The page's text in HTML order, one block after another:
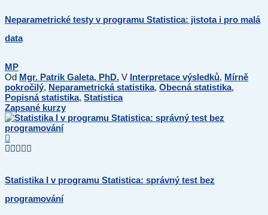
Neparametrické testy v programu Statistica: jistota i pro malá
data
MP
Od Mgr. Patrik Galeta, PhD. V Interpretace výsledků, Mírně
pokročilý, Neparametrická statistika, Obecná statistika,
Popisná statistika, Statistica
Zapsané kurzy
Statistika I v programu Statistica: správný test bez
programování